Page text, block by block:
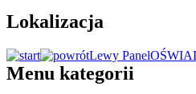
Lokalizacja
Lewy Panel
Menu kategorii